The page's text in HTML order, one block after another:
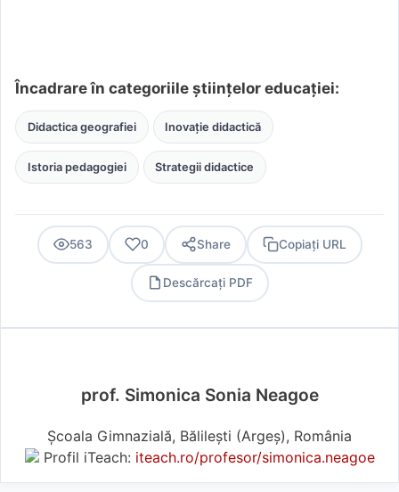
Încadrare în categoriile științelor educației:
Didactica geografiei Inovație didactică
Istoria pedagogiei Strategii didactice
563 0 Share Copiați URL
Descărcați PDF
prof. Simonica Sonia Neagoe
Școala Gimnazială, Bălilești (Argeş), România
Profil iTeach: iteach.ro/profesor/simonica.neagoe